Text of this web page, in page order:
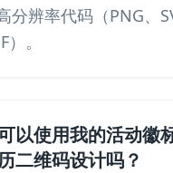
分辨率代码（PNG、
）。
以使用我的活动徽
二维码设计吗？